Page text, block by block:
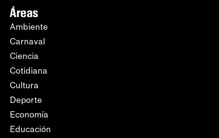
Áreas
Ambiente
Carnaval
Ciencia
Cotidiana
Cultura
Deporte
Economía
Educación